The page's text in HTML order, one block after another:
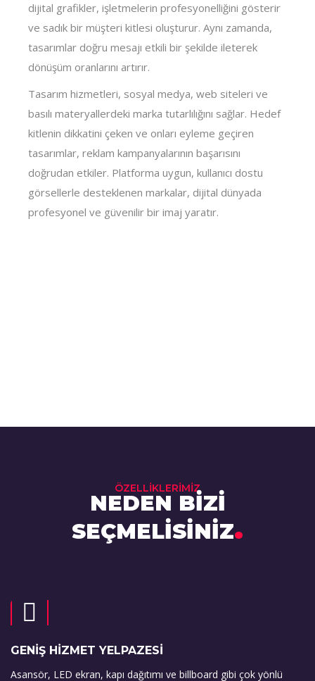
dijital grafikler, işletmelerin profesyonelliğini gösterir
ve sadık bir müşteri kitlesi oluşturur. Aynı zamanda,
tasarımlar doğru mesajı etkili bir şekilde ileterek
dönüşüm oranlarını artırır.
Tasarım hizmetleri, sosyal medya, web siteleri ve
basılı materyallerdeki marka tutarlılığını sağlar. Hedef
kitlenin dikkatini çeken ve onları eyleme geçiren
tasarımlar, reklam kampanyalarının başarısını
doğrudan etkiler. Platforma uygun, kullanıcı dostu
görsellerle desteklenen markalar, dijital dünyada
profesyonel ve güvenilir bir imaj yaratır.
ÖZELLİKLERİMİZ
NEDEN BİZİ
SEÇMELİSİNİZ.
GENİŞ HİZMET YELPAZESİ
Asansör, LED ekran, kapı dağıtımı ve billboard gibi çok yönlü